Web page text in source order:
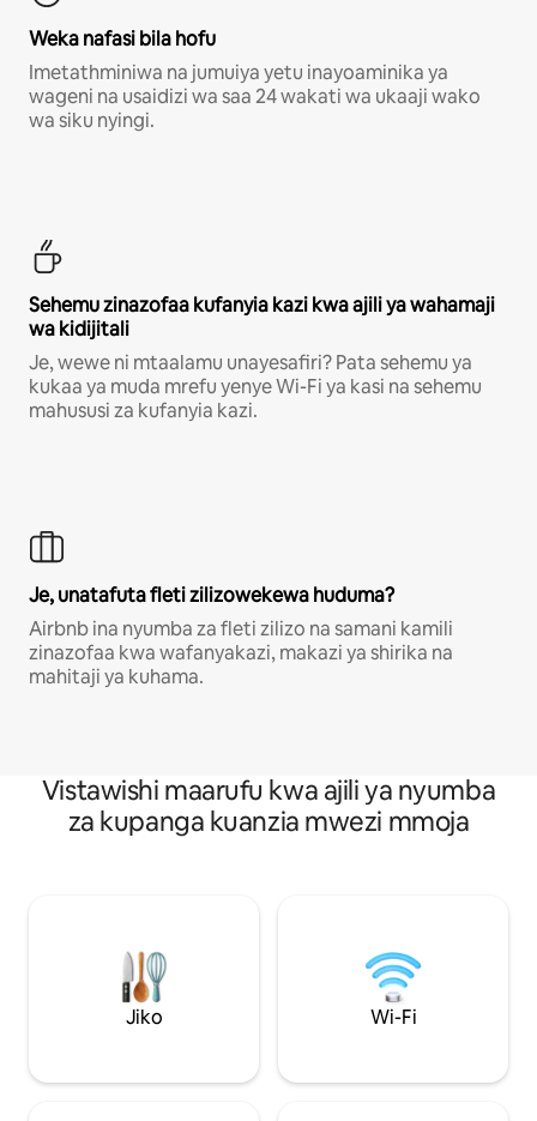
Weka nafasi bila hofu
Imetathminiwa na jumuiya yetu inayoaminika ya
wageni na usaidizi wa saa 24 wakati wa ukaaji wako
wa siku nyingi.
Sehemu zinazofaa kufanyia kazi kwa ajili ya wahamaji
wa kidijitali
Je, wewe ni mtaalamu unayesafiri? Pata sehemu ya
kukaa ya muda mrefu yenye Wi-Fi ya kasi na sehemu
mahususi za kufanyia kazi.
Je, unatafuta fleti zilizowekewa huduma?
Airbnb ina nyumba za fleti zilizo na samani kamili
zinazofaa kwa wafanyakazi, makazi ya shirika na
mahitaji ya kuhama.
Vistawishi maarufu kwa ajili ya nyumba
za kupanga kuanzia mwezi mmoja
Jiko Wi-Fi